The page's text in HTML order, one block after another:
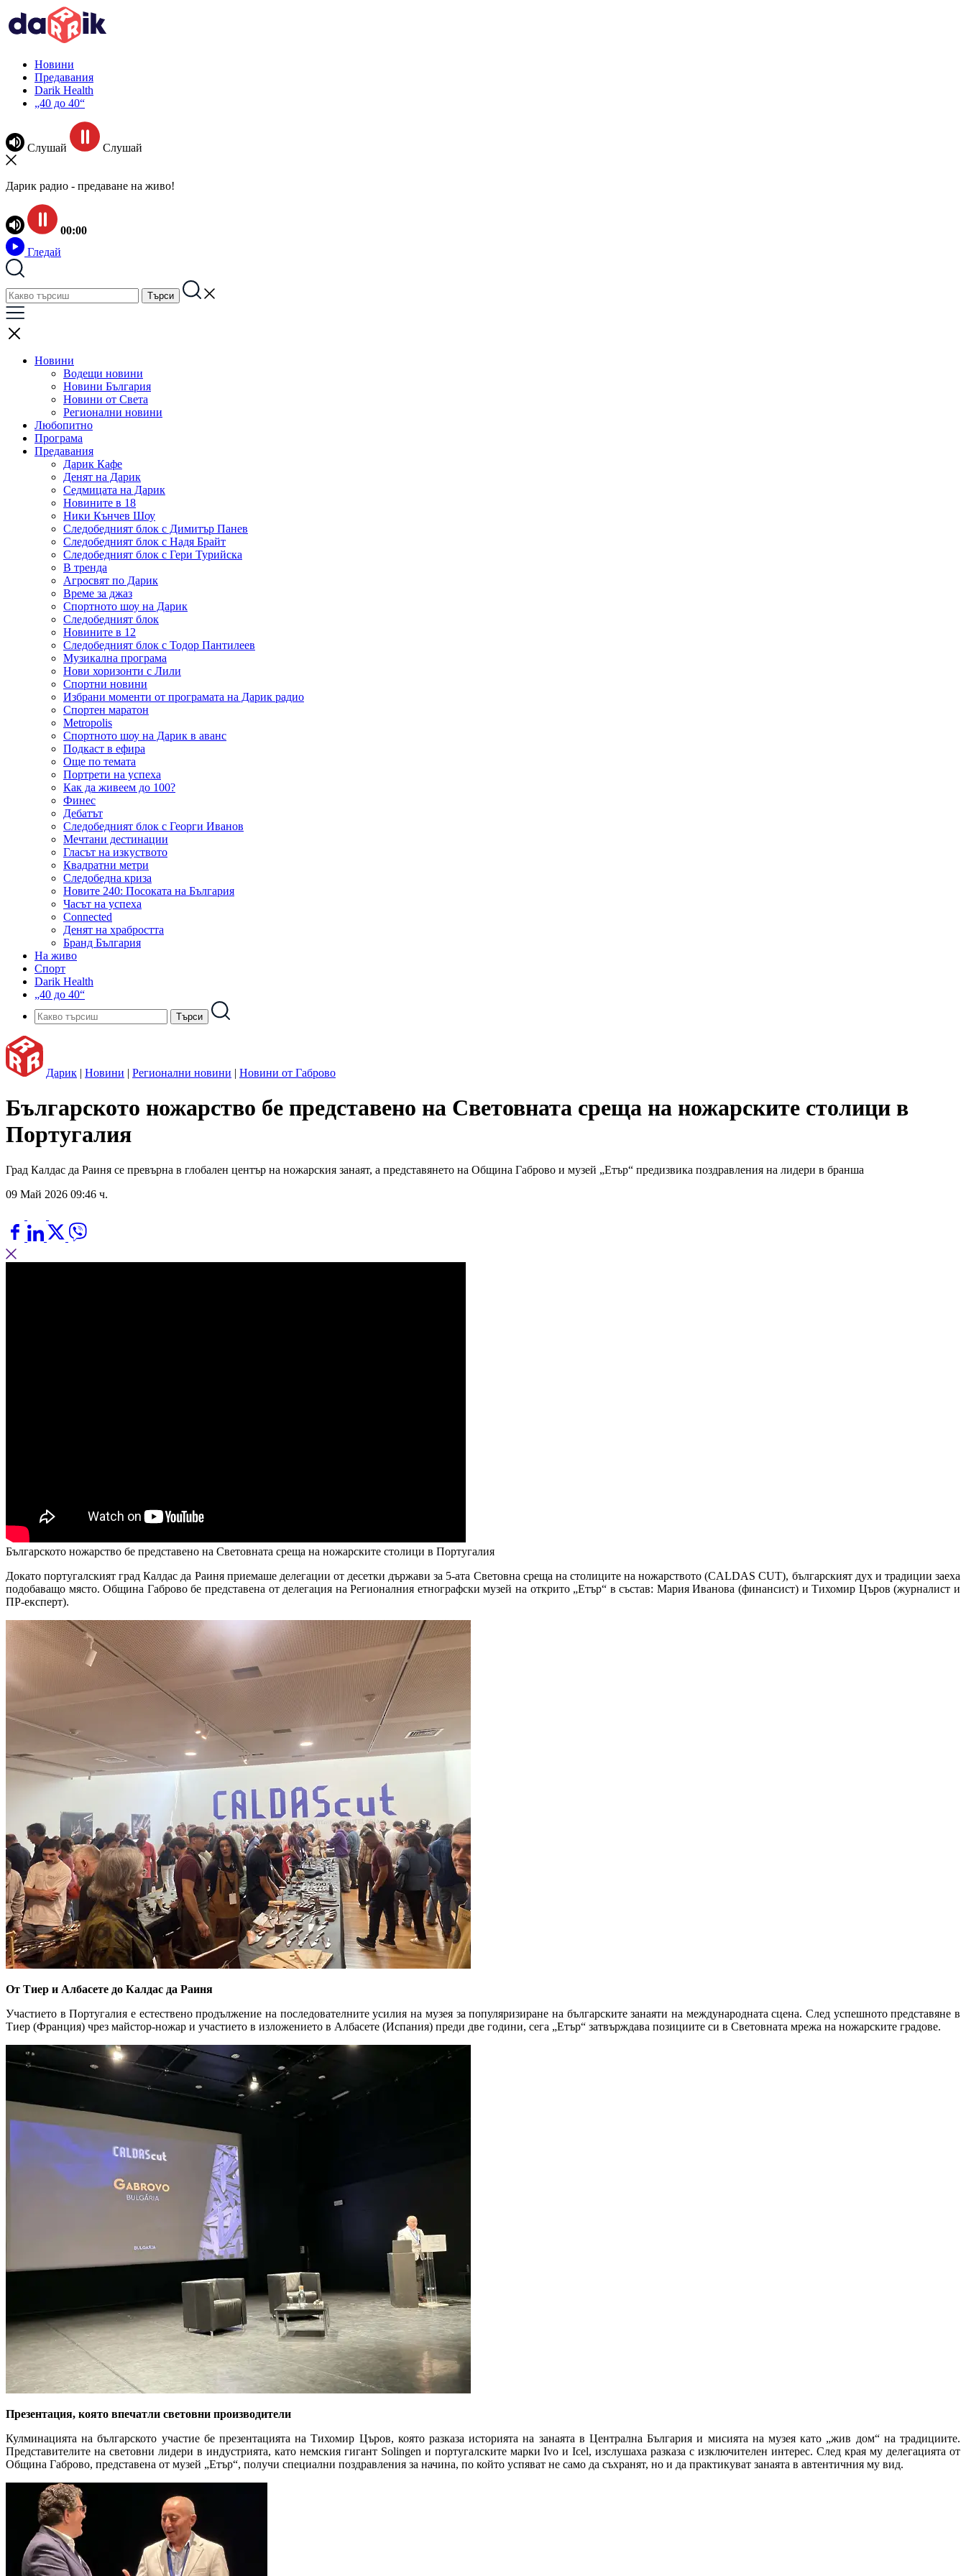
Новини
Предавания
Darik Health
„40 до 40“
Слушай Слушай
Дарик радио - предаване на живо!
00:00
Гледай
Новини
Водещи новини
Новини България
Новини от Света
Регионални новини
Любопитно
Програма
Предавания
Дарик Кафе
Денят на Дарик
Седмицата на Дарик
Новините в 18
Ники Кънчев Шоу
Следобедният блок с Димитър Панев
Следобедният блок с Надя Брайт
Следобедният блок с Гери Турийска
В тренда
Агросвят по Дарик
Време за джаз
Спортното шоу на Дарик
Следобедният блок
Новините в 12
Следобедният блок с Тодор Пантилеев
Музикална програма
Нови хоризонти с Лили
Спортни новини
Избрани моменти от програмата на Дарик радио
Спортен маратон
Metropolis
Спортното шоу на Дарик в аванс
Подкаст в ефира
Още по темата
Портрети на успеха
Как да живеем до 100?
Финес
Дебатът
Следобедният блок с Георги Иванов
Мечтани дестинации
Гласът на изкуството
Квадратни метри
Следобедна криза
Новите 240: Посоката на България
Часът на успеха
Connected
Денят на храбростта
Бранд България
На живо
Спорт
Darik Health
„40 до 40“
Дарик | Новини | Регионални новини | Новини от Габрово
Българското ножарство бе представено на Световната среща на ножарските столици в
Португалия
Град Калдас да Раиня се превърна в глобален център на ножарския занаят, а представянето на Община Габрово и музей „Етър“ предизвика поздравления на лидери в бранша
09 Май 2026 09:46 ч.
Българското ножарство бе представено на Световната среща на ножарските столици в Португалия
Докато португалският град Калдас да Раиня приемаше делегации от десетки държави за 5-ата Световна среща на столиците на ножарството (CALDAS CUT), българският дух и традиции заеха
подобаващо място. Община Габрово бе представена от делегация на Регионалния етнографски музей на открито „Етър“ в състав: Мария Иванова (финансист) и Тихомир Църов (журналист и
ПР-експерт).
От Тиер и Албасете до Калдас да Раиня
Участието в Португалия е естествено продължение на последователните усилия на музея за популяризиране на българските занаяти на международната сцена. След успешното представяне в
Тиер (Франция) чрез майстор-ножар и участието в изложението в Албасете (Испания) преди две години, сега „Етър“ затвърждава позициите си в Световната мрежа на ножарските градове.
Презентация, която впечатли световни производители
Кулминацията на българското участие бе презентацията на Тихомир Църов, която разказа историята на занаята в Централна България и мисията на музея като „жив дом“ на традициите.
Представителите на световни лидери в индустрията, като немския гигант Solingen и португалските марки Ivo и Icel, изслушаха разказа с изключителен интерес. След края му делегацията от
Община Габрово, представена от музей „Етър“, получи специални поздравления за начина, по който успяват не само да съхранят, но и да практикуват занаята в автентичния му вид.